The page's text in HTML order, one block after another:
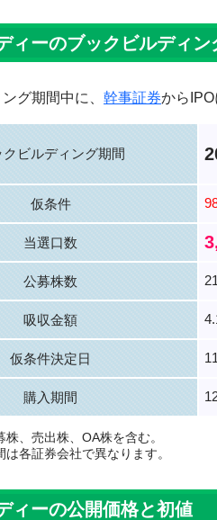
ィーのブックビルディン
グ期間中に、 幹事証券からIPO
クビルディング期間
仮条件
当選口数
公募株数
吸収金額
仮条件決定日
購入期間
、売出株、OA株を含む。
各証券会社で異なります。
ィーの公開価格と初値